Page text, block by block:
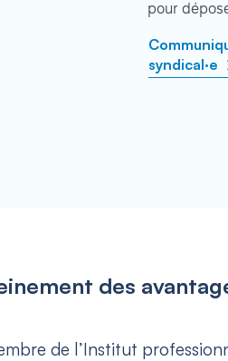
pour
syndical·e
des
de l’Institut